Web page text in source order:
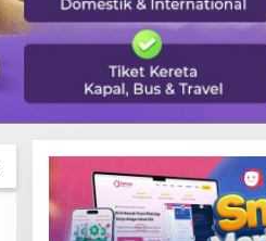
HEALING TERBAIK DI TOYA
DEVASYA, MENIIKMATI
KEINDAHAN ALAM VULKANIK